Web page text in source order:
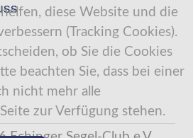
diese Website und die
(Tracking Cookies).
ob Sie die Cookies
beachten Sie, dass bei einer
nicht mehr alle
zur Verfügung stehen.